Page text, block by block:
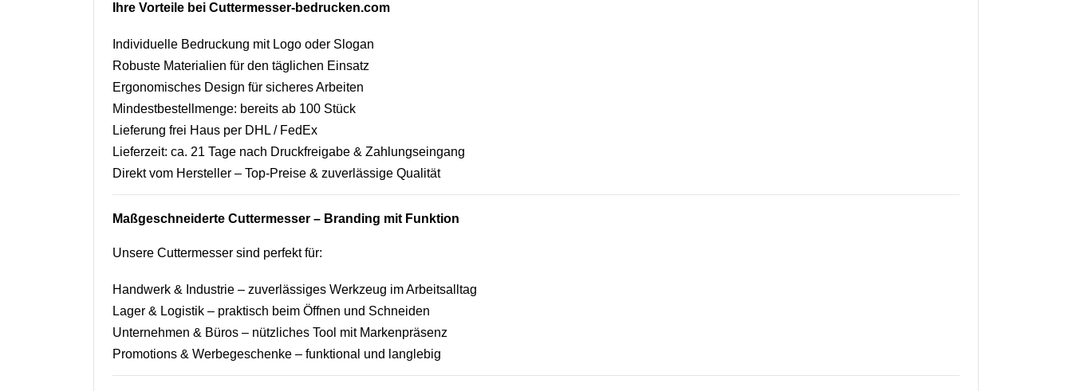
Ihre Vorteile bei Cuttermesser-bedrucken.com
Individuelle Bedruckung mit Logo oder Slogan
Robuste Materialien für den täglichen Einsatz
Ergonomisches Design für sicheres Arbeiten
Mindestbestellmenge: bereits ab 100 Stück
Lieferung frei Haus per DHL / FedEx
Lieferzeit: ca. 21 Tage nach Druckfreigabe & Zahlungseingang
Direkt vom Hersteller – Top-Preise & zuverlässige Qualität
Maßgeschneiderte Cuttermesser – Branding mit Funktion
Unsere Cuttermesser sind perfekt für:
Handwerk & Industrie – zuverlässiges Werkzeug im Arbeitsalltag
Lager & Logistik – praktisch beim Öffnen und Schneiden
Unternehmen & Büros – nützliches Tool mit Markenpräsenz
Promotions & Werbegeschenke – funktional und langlebig